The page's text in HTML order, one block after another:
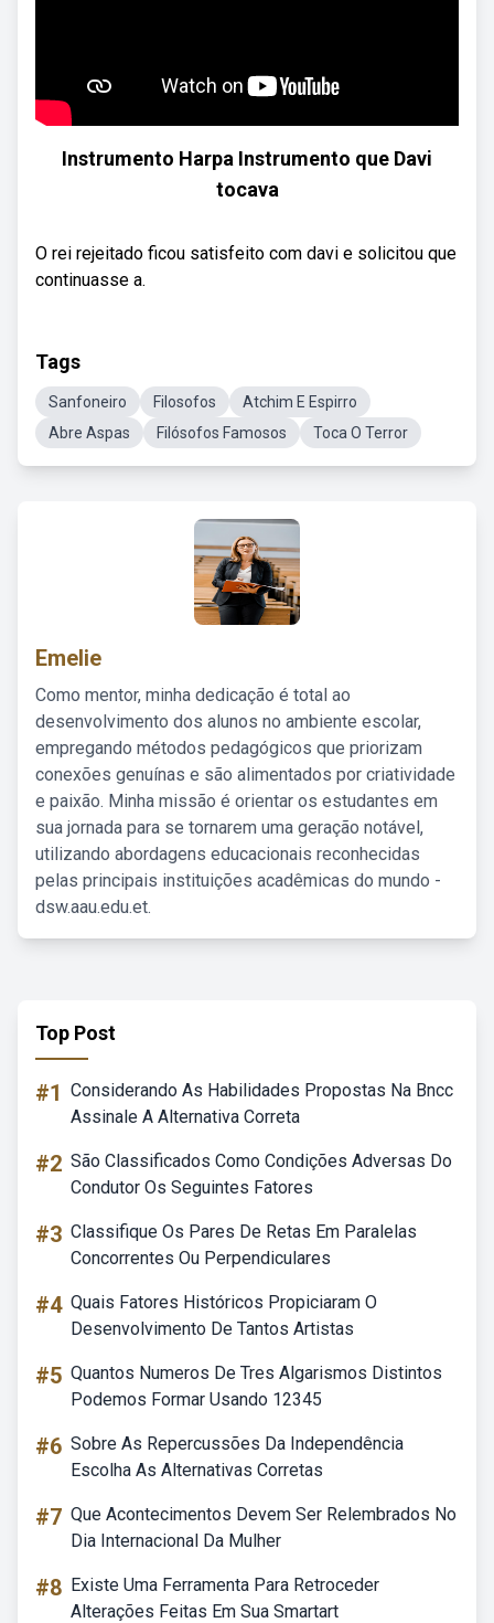
Instrumento Harpa Instrumento que Davi
tocava
O rei rejeitado ficou satisfeito com davi e solicitou que
continuasse a.
Tags
Sanfoneiro Filosofos
Atchim E Espirro
Abre Aspas
Filósofos Famosos Toca O Terror
Emelie
Como mentor, minha dedicação é total ao
desenvolvimento dos alunos no ambiente escolar,
empregando métodos pedagógicos que priorizam
conexões genuínas e são alimentados por criatividade
e paixão. Minha missão é orientar os estudantes em
sua jornada para se tornarem uma geração notável,
utilizando abordagens educacionais reconhecidas
pelas principais instituições acadêmicas do mundo -
dsw.aau.edu.et.
Top Post
#1 Considerando As Habilidades Propostas Na Bncc
Assinale A Alternativa Correta
#2 São Classificados Como Condições Adversas Do
Condutor Os Seguintes Fatores
#3 Classifique Os Pares De Retas Em Paralelas
Concorrentes Ou Perpendiculares
#4 Quais Fatores Históricos Propiciaram O
Desenvolvimento De Tantos Artistas
#5 Quantos Numeros De Tres Algarismos Distintos
Podemos Formar Usando 12345
#6 Sobre As Repercussões Da Independência
Escolha As Alternativas Corretas
#7 Que Acontecimentos Devem Ser Relembrados No
Dia Internacional Da Mulher
#8 Existe Uma Ferramenta Para Retroceder
Alterações Feitas Em Sua Smartart